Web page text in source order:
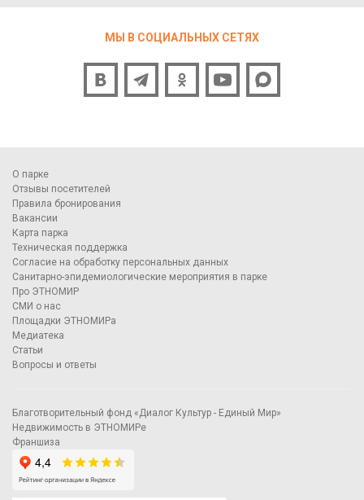
МЫ В СОЦИАЛЬНЫХ СЕТЯХ
О парке
Отзывы посетителей
Правила бронирования
Вакансии
Карта парка
Техническая поддержка
Согласие на обработку персональных данных
Санитарно-эпидемиологические мероприятия в парке
Про ЭТНОМИР
СМИ о нас
Площадки ЭТНОМИРа
Медиатека
Статьи
Вопросы и ответы
Благотворительный фонд «Диалог Культур - Единый Мир»
Недвижимость в ЭТНОМИРе
Франшиза